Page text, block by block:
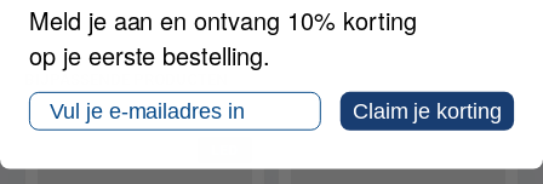
Meld je aan en ontvang 10% korting
op je eerste bestelling.
Email Claim je korting